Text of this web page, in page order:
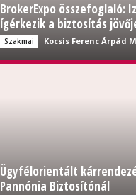
BrokerExpo összefoglaló:
ígérkezik a biztosítás
Szakmai Kocsis Ferenc Árpád
Ügyfélorientált
Pannónia Biztosítónál